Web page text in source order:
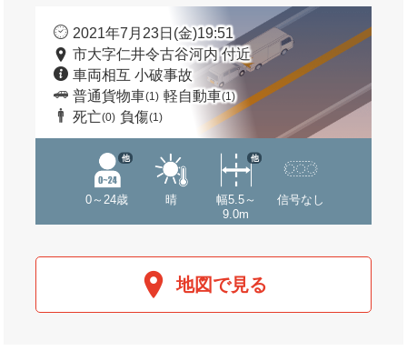
2021年7月23日(金)19:51
市大字仁井令古谷河内 付近
車両相互 小破事故
普通貨物車(1) 軽自動車(1)
死亡(0) 負傷(1)
0～24歳
他
晴
幅5.5～
9.0m
他
信号なし
地図で見る